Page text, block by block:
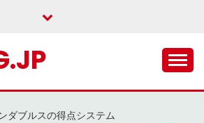
ダブルスの得点システム